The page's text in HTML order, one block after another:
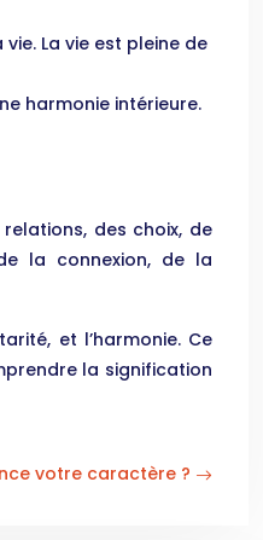
La vie est pleine de
harmonie intérieure.
des choix, de
la connexion, de la
et l’harmonie. Ce
la signification
votre caractère ?